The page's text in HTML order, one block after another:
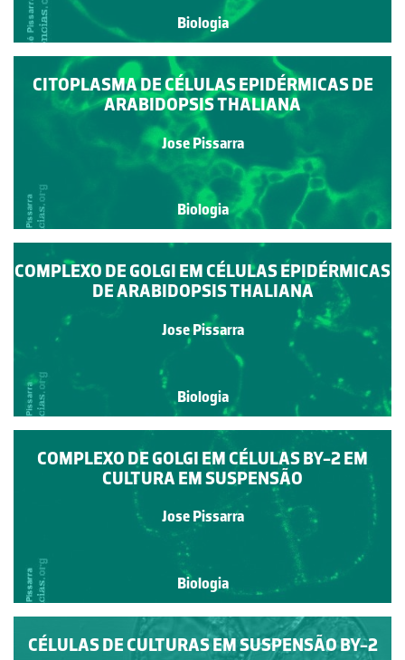
Biologia
CITOPLASMA DE CÉLULAS EPIDÉRMICAS DE
ARABIDOPSIS THALIANA
Jose Pissarra
Biologia
COMPLEXO DE GOLGI EM CÉLULAS EPIDÉRMICAS
DE ARABIDOPSIS THALIANA
Jose Pissarra
Biologia
COMPLEXO DE GOLGI EM CÉLULAS BY-2 EM
CULTURA EM SUSPENSÃO
Jose Pissarra
Biologia
CÉLULAS DE CULTURAS EM SUSPENSÃO BY-2